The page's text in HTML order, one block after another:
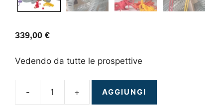
339,00 €
Vedendo da tutte le prospettive
-
PerspActive
+ AGGIUNGI